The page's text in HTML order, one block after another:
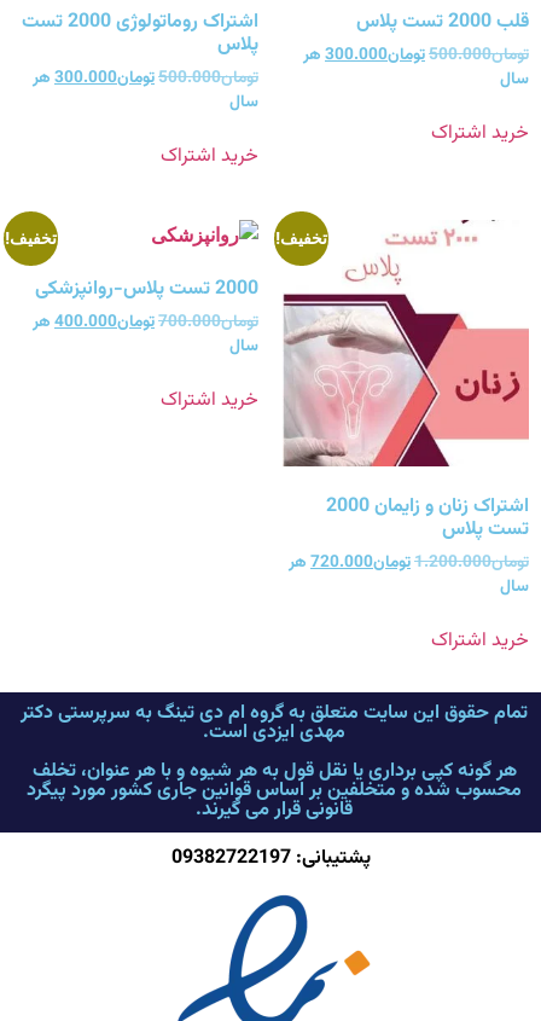
قلب 2000 تست پلاس
تومان500.000تومان300.000هر
سال
خرید اشتراک
اشتراک روماتولوژی 2000 تست
پلاس
تومان500.000تومان300.000هر
سال
خرید اشتراک
تخفیف!
اشتراک زنان و زایمان 2000
تست پلاس
تومان1.200.000تومان720.000هر
سال
خرید اشتراک
تخفیف!
2000 تست پلاس-روانپزشکی
تومان700.000تومان400.000هر
سال
خرید اشتراک
تمام حقوق این سایت متعلق به گروه ام دی تینگ به سرپرستی دکتر
مهدی ایزدی است.
هر گونه کپی برداری یا نقل قول به هر شیوه و با هر عنوان، تخلف
محسوب شده و متخلفین بر اساس قوانین جاری کشور مورد پیگرد
قانونی قرار می گیرند.
پشتیبانی: 09382722197